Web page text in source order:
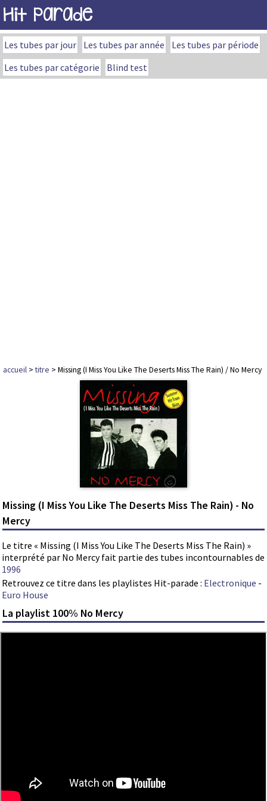
Hit Parade
Les tubes par jour Les tubes par année
Les tubes par période
Les tubes par catégorie
Blind test
accueil >titre > Missing (I Miss You Like The Deserts Miss The Rain) / No Mercy
Missing (I Miss You Like The Deserts Miss The Rain) - No
Mercy
Le titre « Missing (I Miss You Like The Deserts Miss The Rain) »
interprété par No Mercy fait partie des tubes incontournables de
1996
Retrouvez ce titre dans les playlistes Hit-parade : Electronique -
Euro House
La playlist 100% No Mercy